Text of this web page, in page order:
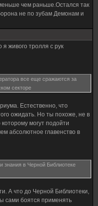
чем раньше.Остался так
не по зубам Демонам и
я живого тролля с рук
все еще сражаются за
секторе
Естественно, что
ожидать. Но ты похоже, не в
могут подойти
абсолютное главенство в
знания в Черной Библиотеке
А что до Черной Библиотеки,
сами боятся применять